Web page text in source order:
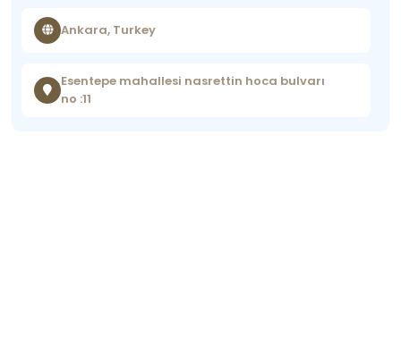
Ankara, Turkey
Esentepe mahallesi nasrettin hoca bulvarı
no :11